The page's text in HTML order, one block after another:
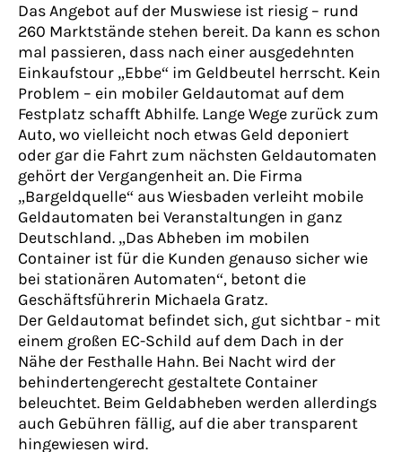
Das Angebot auf der Muswiese ist riesig – rund
260 Marktstände stehen bereit. Da kann es schon
mal passieren, dass nach einer ausgedehnten
Einkaufstour „Ebbe“ im Geldbeutel herrscht. Kein
Problem – ein mobiler Geldautomat auf dem
Festplatz schafft Abhilfe. Lange Wege zurück zum
Auto, wo vielleicht noch etwas Geld deponiert
oder gar die Fahrt zum nächsten Geldautomaten
gehört der Vergangenheit an. Die Firma
„Bargeldquelle“ aus Wiesbaden verleiht mobile
Geldautomaten bei Veranstaltungen in ganz
Deutschland. „Das Abheben im mobilen
Container ist für die Kunden genauso sicher wie
bei stationären Automaten“, betont die
Geschäftsführerin Michaela Gratz.
Der Geldautomat befindet sich, gut sichtbar - mit
einem großen EC-Schild auf dem Dach in der
Nähe der Festhalle Hahn. Bei Nacht wird der
behindertengerecht gestaltete Container
beleuchtet. Beim Geldabheben werden allerdings
auch Gebühren fällig, auf die aber transparent
hingewiesen wird.